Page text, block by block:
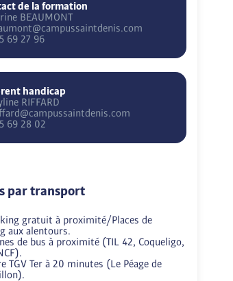
de la formation
BEAUMONT
69 27 96
handicap
RIFFARD
69 28 02
par transport
gratuit à proximité/Places de
aux alentours.
de bus à proximité (TIL 42, Coqueligo,
TGV Ter à 20 minutes (Le Péage de